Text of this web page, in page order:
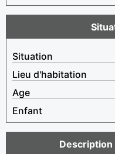
Situation
Lieu d'habitation
Age
Enfant
Description